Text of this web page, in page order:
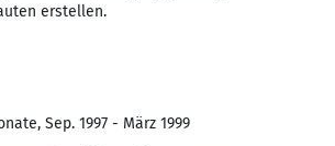
erstellen.
Sep. 1997 - März 1999